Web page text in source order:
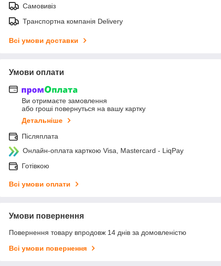
Самовивіз
Транспортна компанія Delivery
Всі умови доставки
Умови оплати
Ви отримаєте замовлення
або гроші повернуться на вашу картку
Детальніше
Післяплата
Онлайн-оплата карткою Visa, Mastercard - LiqPay
Готівкою
Всі умови оплати
Умови повернення
Повернення товару впродовж 14 днів за домовленістю
Всі умови повернення